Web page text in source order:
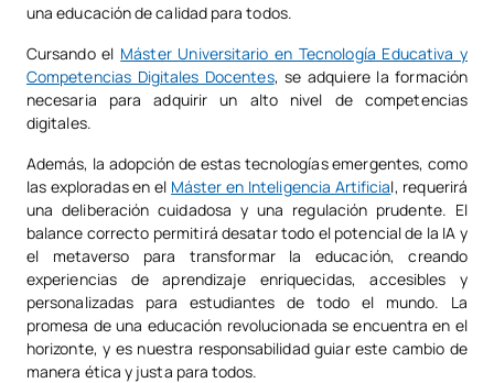
una educación de calidad para todos.
Cursando el Máster Universitario en Tecnología Educativa y
Competencias Digitales Docentes, se adquiere la formación
necesaria para adquirir un alto nivel de competencias
digitales.
Además, la adopción de estas tecnologías emergentes, como
las exploradas en el Máster en Inteligencia Artificial, requerirá
una deliberación cuidadosa y una regulación prudente. El
balance correcto permitirá desatar todo el potencial de la IA y
el metaverso para transformar la educación, creando
experiencias de aprendizaje enriquecidas, accesibles y
personalizadas para estudiantes de todo el mundo. La
promesa de una educación revolucionada se encuentra en el
horizonte, y es nuestra responsabilidad guiar este cambio de
manera ética y justa para todos.